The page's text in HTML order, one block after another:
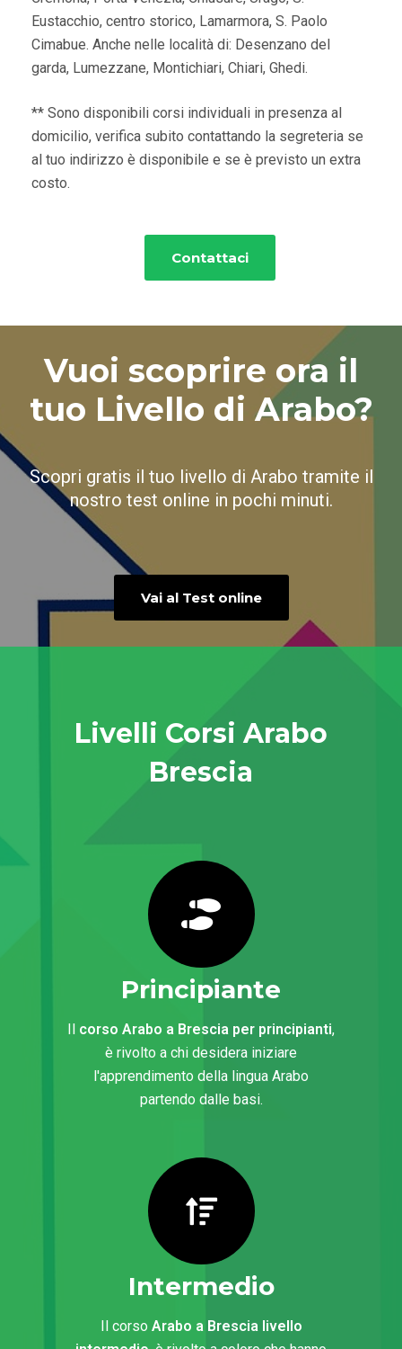
Eustacchio, centro storico, Lamarmora, S. Paolo
Cimabue. Anche nelle località di: Desenzano del
garda, Lumezzane, Montichiari, Chiari, Ghedi.
** Sono disponibili corsi individuali in presenza al
domicilio, verifica subito contattando la segreteria se
al tuo indirizzo è disponibile e se è previsto un extra
costo.
Contattaci
Vuoi scoprire ora il
tuo Livello di Arabo?
Scopri gratis il tuo livello di Arabo tramite il
nostro test online in pochi minuti.
Vai al Test online
Livelli Corsi Arabo
Brescia
Principiante
Il corso Arabo a Brescia per principianti,
è rivolto a chi desidera iniziare
l'apprendimento della lingua Arabo
partendo dalle basi.
Intermedio
Il corso Arabo a Brescia livello